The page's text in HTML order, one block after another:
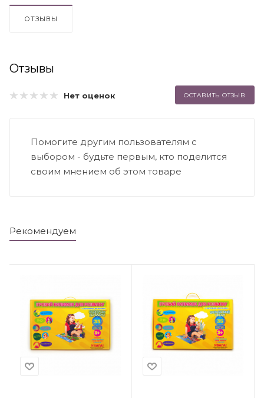
ОТЗЫВЫ
Отзывы
Нет оценок ОСТАВИТЬ ОТЗЫВ
Помогите другим пользователям с
выбором - будьте первым, кто поделится
своим мнением об этом товаре
Рекомендуем